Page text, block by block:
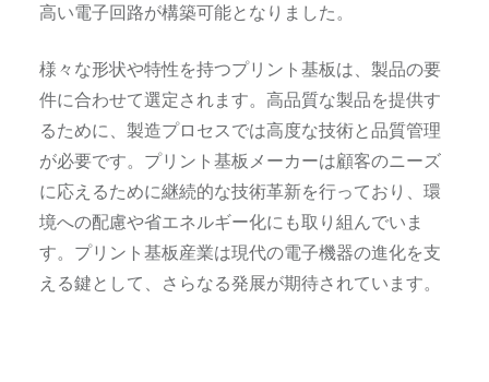
高い電子回路が構築可能となりました。
様々な形状や特性を持つプリント基板は、製品の要
件に合わせて選定されます。高品質な製品を提供す
るために、製造プロセスでは高度な技術と品質管理
が必要です。プリント基板メーカーは顧客のニーズ
に応えるために継続的な技術革新を行っており、環
境への配慮や省エネルギー化にも取り組んでいま
す。プリント基板産業は現代の電子機器の進化を支
える鍵として、さらなる発展が期待されています。